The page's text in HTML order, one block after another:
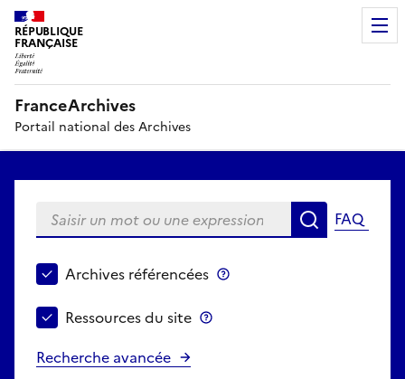
RÉPUBLIQUE
FRANÇAISE
FranceArchives
Portail national des Archives
Saisir un mot ou une expression Rechercher
FAQ
Choisir le périmètre de recherche
Archives référencées
Ressources du site
Recherche avancée